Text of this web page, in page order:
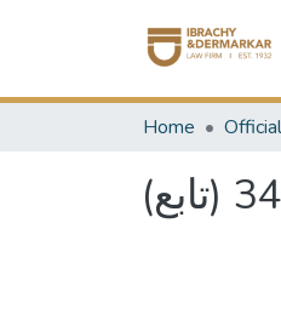
Home